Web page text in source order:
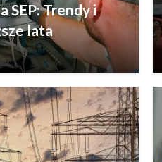
SEP: Trendy i
lata